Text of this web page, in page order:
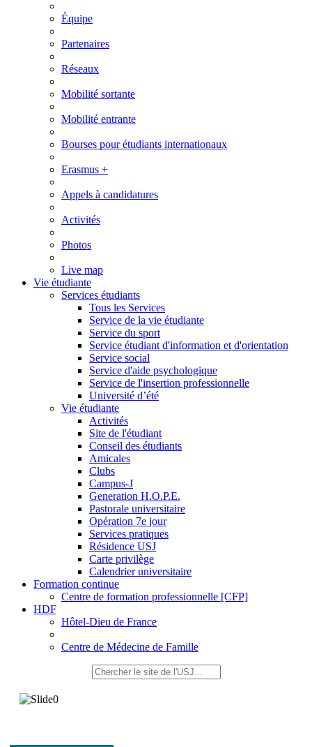
Équipe
Partenaires
Réseaux
Mobilité sortante
Mobilité entrante
Bourses pour étudiants internationaux
Erasmus +
Appels à candidatures
Activités
Photos
Live map
Vie étudiante
Services étudiants
Tous les Services
Service de la vie étudiante
Service du sport
Service étudiant d'information et d'orientation
Service social
Service d'aide psychologique
Service de l'insertion professionnelle
Université d’été
Vie étudiante
Activités
Site de l'étudiant
Conseil des étudiants
Amicales
Clubs
Campus-J
Generation H.O.P.E.
Pastorale universitaire
Opération 7e jour
Services pratiques
Résidence USJ
Carte privilège
Calendrier universitaire
Formation continue
Centre de formation professionnelle [CFP]
HDF
Hôtel-Dieu de France
Centre de Médecine de Famille